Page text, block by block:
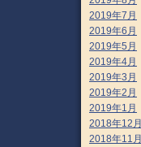
2019年7月
2019年6月
2019年5月
2019年4月
2019年3月
2019年2月
2019年1月
2018年12月
2018年11月